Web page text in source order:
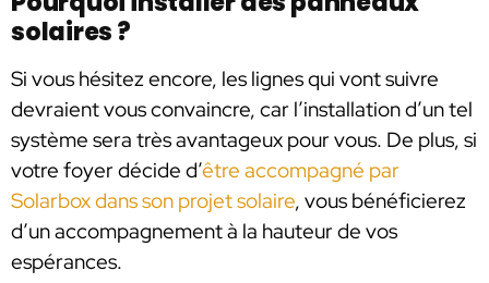
solaires ?
Si vous hésitez encore, les lignes qui vont suivre
devraient vous convaincre, car l’installation d’un tel
système sera très avantageux pour vous. De plus, si
votre foyer décide d’être accompagné par
Solarbox dans son projet solaire, vous bénéficierez
d’un accompagnement à la hauteur de vos
espérances.